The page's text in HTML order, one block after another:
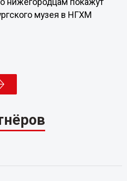
музея в НГХМ